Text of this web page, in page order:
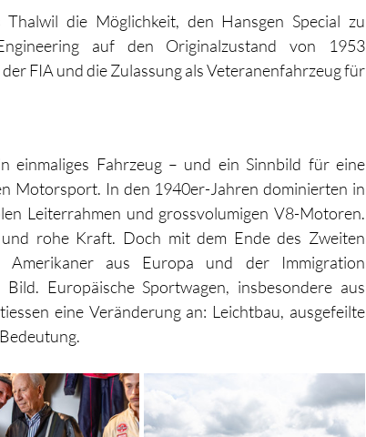
die Möglichkeit, den Hansgen Special zu
auf den Originalzustand von 1953
FIA und die Zulassung als Veteranenfahrzeug für
einmaliges Fahrzeug – und ein Sinnbild für eine
Motorsport. In den 1940er-Jahren dominierten in
Leiterrahmen und grossvolumigen V8-Motoren.
rohe Kraft. Doch mit dem Ende des Zweiten
aus Europa und der Immigration
Europäische Sportwagen, insbesondere aus
eine Veränderung an: Leichtbau, ausgefeilte